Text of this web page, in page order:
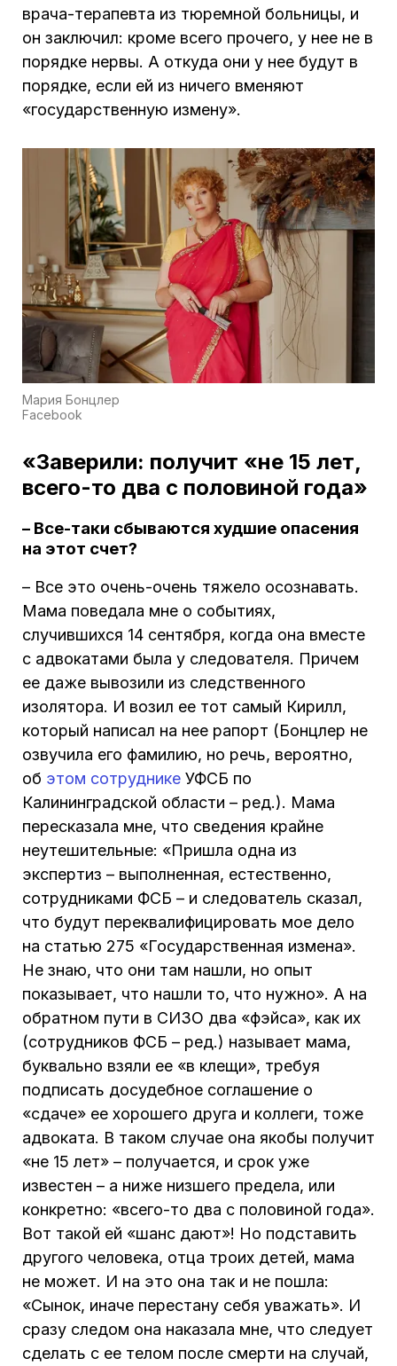
врача-терапевта из тюремной больницы, и
он заключил: кроме всего прочего, у нее не в
порядке нервы. А откуда они у нее будут в
порядке, если ей из ничего вменяют
«государственную измену».
Мария Бонцлер
Facebook
«Заверили: получит «не 15 лет,
всего-то два с половиной года»
– Все-таки сбываются худшие опасения
на этот счет?
– Все это очень-очень тяжело осознавать.
Мама поведала мне о событиях,
случившихся 14 сентября, когда она вместе
с адвокатами была у следователя. Причем
ее даже вывозили из следственного
изолятора. И возил ее тот самый Кирилл,
который написал на нее рапорт (Бонцлер не
озвучила его фамилию, но речь, вероятно,
об этом сотруднике УФСБ по
Калининградской области – ред.). Мама
пересказала мне, что сведения крайне
неутешительные: «Пришла одна из
экспертиз – выполненная, естественно,
сотрудниками ФСБ – и следователь сказал,
что будут переквалифицировать мое дело
на статью 275 «Государственная измена».
Не знаю, что они там нашли, но опыт
показывает, что нашли то, что нужно». А на
обратном пути в СИЗО два «фэйса», как их
(сотрудников ФСБ – ред.) называет мама,
буквально взяли ее «в клещи», требуя
подписать досудебное соглашение о
«сдаче» ее хорошего друга и коллеги, тоже
адвоката. В таком случае она якобы получит
«не 15 лет» – получается, и срок уже
известен – а ниже низшего предела, или
конкретно: «всего-то два с половиной года».
Вот такой ей «шанс дают»! Но подставить
другого человека, отца троих детей, мама
не может. И на это она так и не пошла:
«Сынок, иначе перестану себя уважать». И
сразу следом она наказала мне, что следует
сделать с ее телом после смерти на случай,